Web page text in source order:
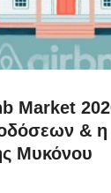
Market
& η
Μυκόνου